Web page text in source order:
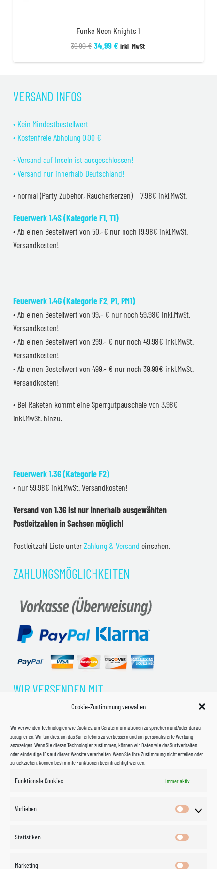
Cookie-Zustimmung verwalten
Wir verwenden Technologien wie Cookies, um Geräteinformationen zu speichern und/oder darauf
zuzugreifen. Wir tun dies, um das Surferlebnis zu verbessern und um personalisierte Werbung
anzuzeigen. Wenn Sie diesen Technologien zustimmen, können wir Daten wie das Surfverhalten
oder eindeutige IDs auf dieser Website verarbeiten. Wenn Sie Ihre Zustimmung nicht erteilen oder
zurückziehen, können bestimmte Funktionen beeinträchtigt werden.
Funktionale Cookies Immer aktiv
Vorlieben
Vorlieben
Statistiken
Marketing
Funke Neon Knights 1
39,99€Ursprünglicher
34,99€Aktueller
inkl. MwSt.
VERSAND INFOS
• Kein Mindestbestellwert
• Kostenfreie Abholung 0,00 €
• Versand auf Inseln ist ausgeschlossen!
• Versand nur innerhalb Deutschland!
• normal (Party Zubehör, Räucherkerzen) = 7,98€ inkl.MwSt.
Feuerwerk 1.4S (Kategorie F1, T1)
• Ab einen Bestellwert von 50,-€ nur noch 19,98€ inkl.MwSt.
Versandkosten!
Feuerwerk 1.4G (Kategorie F2, P1, PM1)
• Ab einen Bestellwert von 99,- € nur noch 59,98€ inkl.MwSt.
Versandkosten!
• Ab einen Bestellwert von 299,- € nur noch 49,98€ inkl.MwSt.
Versandkosten!
• Ab einen Bestellwert von 499,- € nur noch 39,98€ inkl.MwSt.
Versandkosten!
• Bei Raketen kommt eine Sperrgutpauschale von 3,98€
inkl.MwSt. hinzu.
Feuerwerk 1.3G (Kategorie F2)
• nur 59,98€ inkl.MwSt. Versandkosten!
Versand von 1.3G ist nur innerhalb ausgewählten
Postleitzahlen in Sachsen möglich!
Postleitzahl Liste unterZahlung & Versand einsehen.
ZAHLUNGSMÖGLICHKEITEN
WIR VERSENDEN MIT